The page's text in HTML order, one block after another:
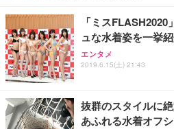
「ミス
ュな水着姿を一挙紹
エンタメ
2019.6.15(土) 21:43
抜群のスタイルに
あふれる水着オフ